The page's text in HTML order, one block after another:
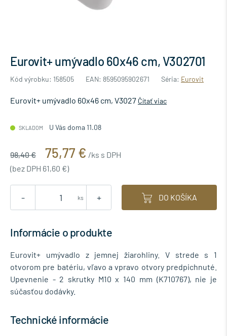
Eurovit+ umývadlo 60x46 cm, V302701
Kód výrobku: 158505 EAN: 8595095902671 Séria: Eurovit
Eurovit+ umývadlo 60x46 cm, V3027 Čítať viac
SKLADOM U Vás doma 11.08
98,40 € 75,77 € /ks s DPH
(bez DPH 61,60 €)
- +
ks DO KOŠÍKA
Informácie o produkte
Eurovit+ umývadlo z jemnej žiarohliny. V strede s 1
otvorom pre batériu, vľavo a vpravo otvory predpichnuté.
Upevnenie - 2 skrutky M10 x 140 mm (K710767), nie je
súčasťou dodávky.
Technické informácie